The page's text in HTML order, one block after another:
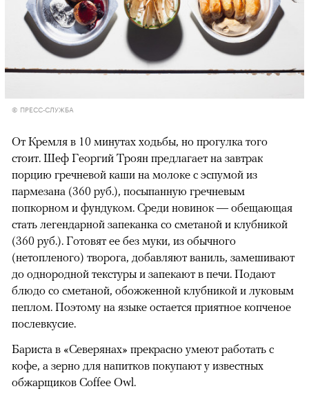
© ПРЕСС-СЛУЖБА
От Кремля в 10 минутах ходьбы, но прогулка того
стоит. Шеф Георгий Троян предлагает на завтрак
порцию гречневой каши на молоке с эспумой из
пармезана (360 руб.), посыпанную гречневым
попкорном и фундуком. Среди новинок — обещающая
стать легендарной запеканка со сметаной и клубникой
(360 руб.). Готовят ее без муки, из обычного
(нетопленого) творога, добавляют ваниль, замешивают
до однородной текстуры и запекают в печи. Подают
блюдо со сметаной, обожженной клубникой и луковым
пеплом. Поэтому на языке остается приятное копченое
послевкусие.
Бариста в «Северянах» прекрасно умеют работать с
кофе, а зерно для напитков покупают у известных
обжарщиков Coffee Owl.